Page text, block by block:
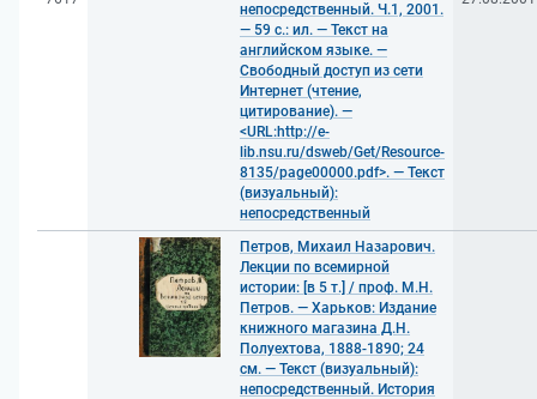
непосредственный. Ч.1, 2001.
— 59 с.: ил. — Текст на
английском языке. —
Свободный доступ из сети
Интернет (чтение,
цитирование). —
<URL:http://e-
lib.nsu.ru/dsweb/Get/Resource-
8135/page00000.pdf>. — Текст
(визуальный):
непосредственный
Петров, Михаил Назарович.
Лекции по всемирной
истории: [в 5 т.] / проф. М.Н.
Петров. — Харьков: Издание
книжного магазина Д.Н.
Полуехтова, 1888-1890; 24
см. — Текст (визуальный):
непосредственный. История